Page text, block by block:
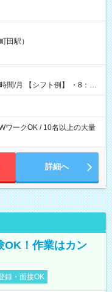
に現金GET♪ お仕事後はコ
【試用期間】試
田駅）
・8：00
ワークOK / 10名以上の大量
詳細へ
OK！作業はカン
録・面接OK